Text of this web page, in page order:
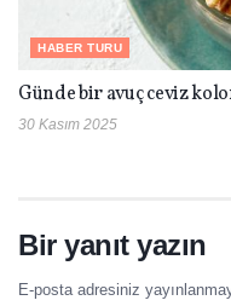
HABER TURU
Günde bir avuç ceviz
30 Kasım 2025
Bir yanıt yazın
E-posta adresiniz